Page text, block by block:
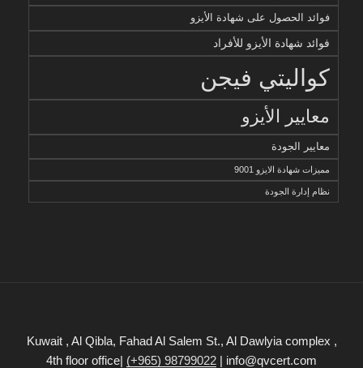
فوائد الحصول على شهادة الأيزو
فوائد شهادة الأيزو للأفراد
كواليتي فيجن
معايير الأيزو
معايير الجودة
مميزات شهادة الايزو 9001
نظام إدارة الجودة
Kuwait , Al Qibla, Fahad Al Salem St., Al Dawlyia complex ,
4th floor office| (+965) 98799022 | info@qvcert.com